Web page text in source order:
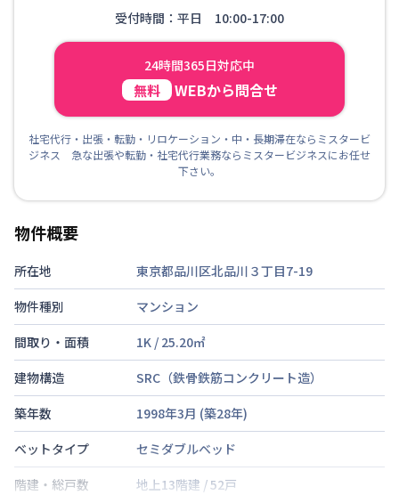
受付時間：平日 10:00-17:00
24時間365日対応中
無料 WEBから問合せ
社宅代行・出張・転勤・リロケーション・中・長期滞在ならミスタービ
ジネス 急な出張や転勤・社宅代行業務ならミスタービジネスにお任せ
下さい。
物件概要
所在地
東京都品川区北品川３丁目7-19
物件種別
マンション
間取り・面積
1K / 25.20㎡
建物構造
SRC（鉄骨鉄筋コンクリート造）
築年数
1998年3月 (築28年)
ベットタイプ
セミダブルベッド
階建・総戸数
地上13階建 /52戸